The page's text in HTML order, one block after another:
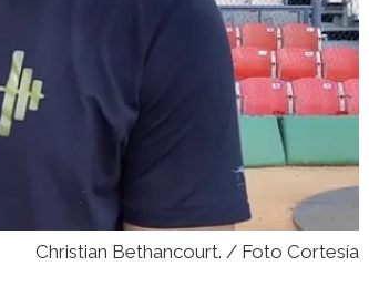
Christian Bethancourt. / Foto Cortesía